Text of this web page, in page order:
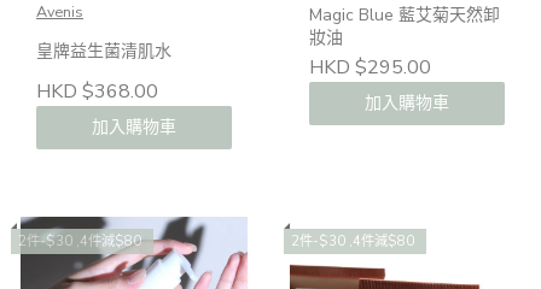
Avenis
皇牌益生菌清肌水
HKD $368.00
加入購物車
Magic Blue 藍艾菊天然卸
妝油
HKD $295.00
加入購物車
2件-$30 ,4件減$80 2件-$30 ,4件減$80